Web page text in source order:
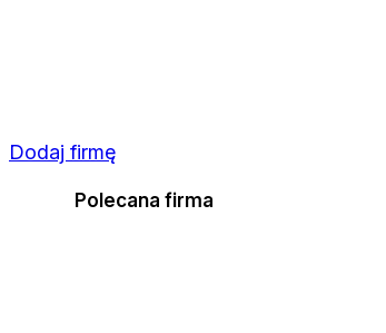
Dodaj firmę
Polecana firma